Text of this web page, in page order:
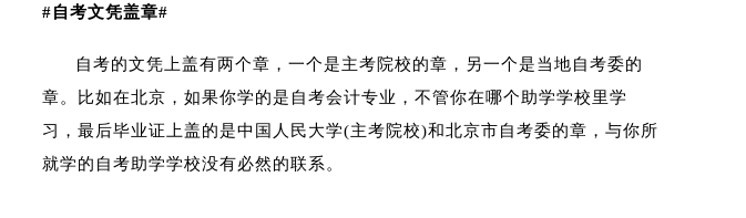
#自考文凭盖章#
自考的文凭上盖有两个章，一个是主考院校的章，另一个是当地自考委的
章。比如在北京，如果你学的是自考会计专业，不管你在哪个助学学校里学
习，最后毕业证上盖的是中国人民大学(主考院校)和北京市自考委的章，与你所
就学的自考助学学校没有必然的联系。